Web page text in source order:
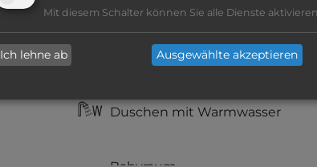
WC
Waschbecken
Duschen mit Warmwasser
Mit diesem Schalter können Sie alle Dienste
Ich lehne ab Ausgewählte akzeptieren